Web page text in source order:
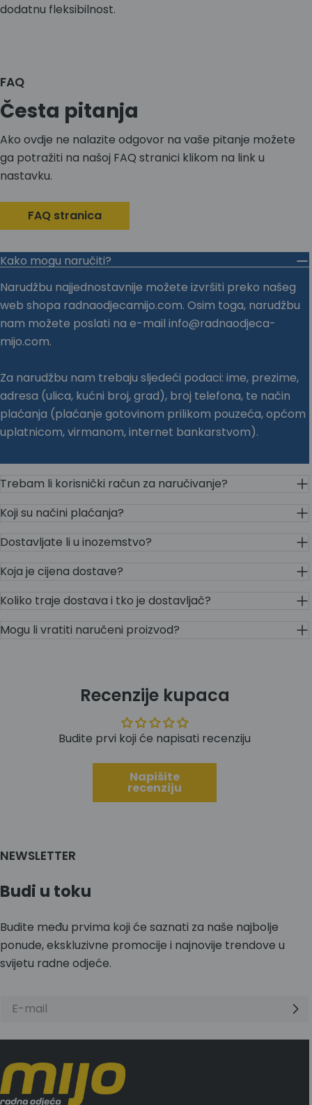
dodatnu fleksibilnost.
FAQ
Česta pitanja
Ako ovdje ne nalazite odgovor na vaše pitanje možete
ga potražiti na našoj FAQ stranici klikom na link u
nastavku.
FAQ stranica
Kako mogu naručiti?
Narudžbu najjednostavnije možete izvršiti preko našeg
web shopa radnaodjecamijo.com. Osim toga, narudžbu
nam možete poslati na e-mail info@radnaodjeca-
mijo.com.
Za narudžbu nam trebaju sljedeći podaci: ime, prezime,
adresa (ulica, kućni broj, grad), broj telefona, te način
plaćanja (plaćanje gotovinom prilikom pouzeća, općom
uplatnicom, virmanom, internet bankarstvom).
Trebam li korisnički račun za naručivanje?
Koji su načini plaćanja?
Dostavljate li u inozemstvo?
Koja je cijena dostave?
Koliko traje dostava i tko je dostavljač?
Mogu li vratiti naručeni proizvod?
Recenzije kupaca
Budite prvi koji će napisati recenziju
Napišite
recenziju
NEWSLETTER
Budi u toku
Budite među prvima koji će saznati za naše najbolje
ponude, ekskluzivne promocije i najnovije trendove u
svijetu radne odjeće.